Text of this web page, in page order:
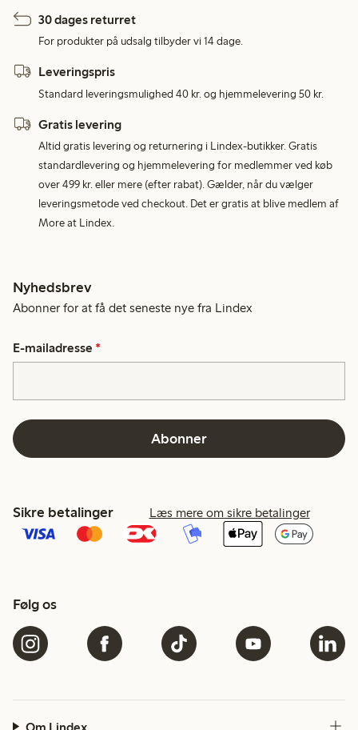
30 dages returret
For produkter på udsalg tilbyder vi 14 dage.
Leveringspris
Standard leveringsmulighed 40 kr. og hjemmelevering 50 kr.
Gratis levering
Altid gratis levering og returnering i Lindex-butikker. Gratis
standardlevering og hjemmelevering for medlemmer ved køb
over 499 kr. eller mere (efter rabat). Gælder, når du vælger
leveringsmetode ved checkout. Det er gratis at blive medlem af
More at Lindex.
Nyhedsbrev
Abonner for at få det seneste nye fra Lindex
E-mailadresse *
Abonner
Sikre betalinger Læs mere om sikre betalinger
Følg os